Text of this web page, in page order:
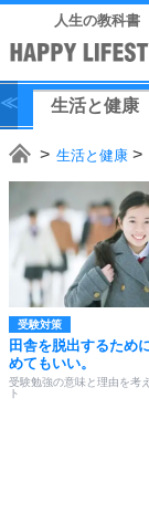
人生の教科書
生活と健康
生活と健康
受験対策
田舎を脱出するため
めてもいい。
受験勉強の意味と理由を考
ト